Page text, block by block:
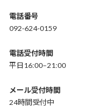
電話番号
092-624-0159
電話受付時間
平日16:00–21:00
メール受付時間
24時間受付中